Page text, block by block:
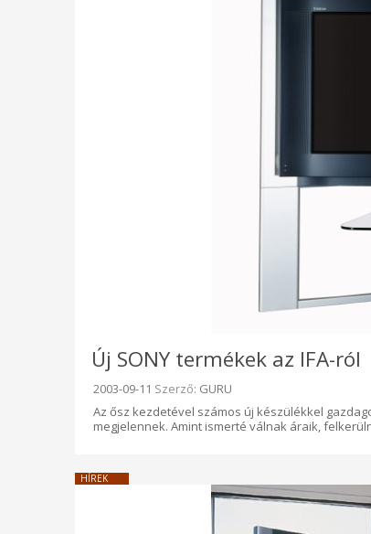
Új SONY termékek az IFA-ról
Beküldve:
2003-09-11 Szerző: GURU
Az ősz kezdetével számos új készülékkel
megjelennek. Amint ismerté válnak áraik,
HÍREK